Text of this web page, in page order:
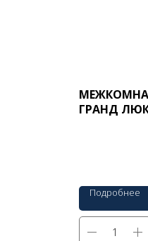
ГРАНД
Подробнее